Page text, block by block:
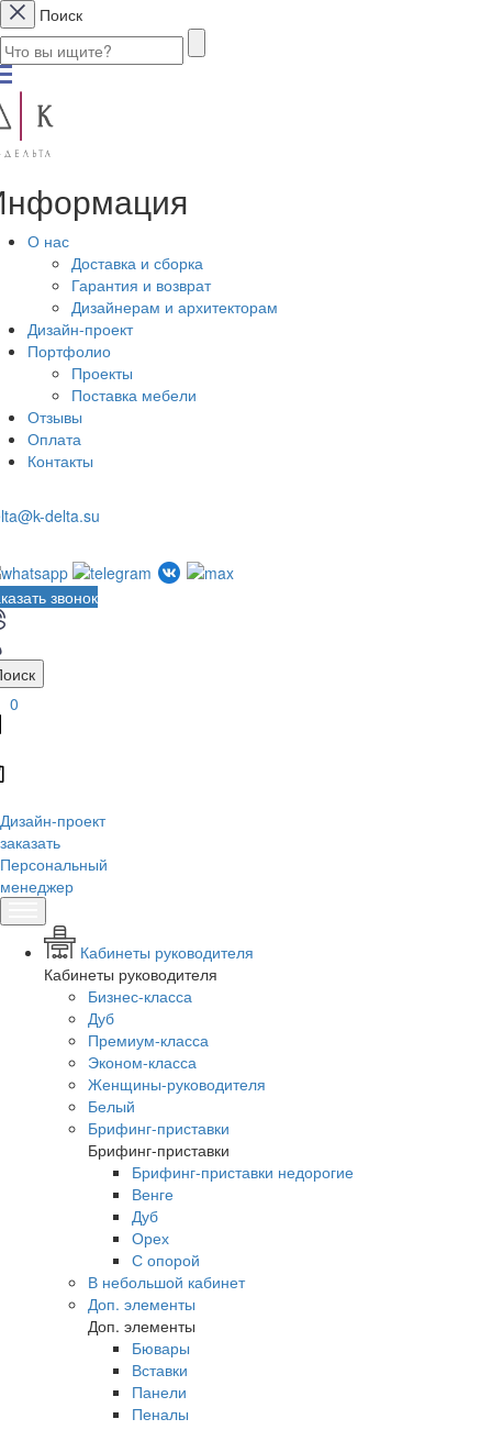
Поиск
О нас
Доставка и сборка
Гарантия и возврат
Дизайнерам и архитекторам
Дизайн-проект
Портфолио
Проекты
Поставка мебели
Отзывы
Оплата
Контакты
delta.su
звонок
0
Дизайн-проект
заказать
Персональный
менеджер
Кабинеты руководителя
Кабинеты руководителя
Бизнес-класса
Дуб
Премиум-класса
Эконом-класса
Женщины-руководителя
Белый
Брифинг-приставки
Брифинг-приставки
Брифинг-приставки недорогие
Венге
Дуб
Орех
С опорой
В небольшой кабинет
Доп. элементы
Доп. элементы
Бювары
Вставки
Панели
Пеналы